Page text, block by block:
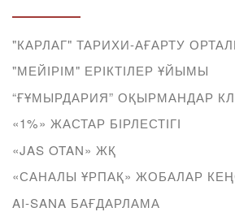
"КАРЛАГ" ТАРИХИ-АҒАРТУ
"МЕЙІРІМ" ЕРІКТІЛЕР ҰЙЫМЫ
“ҒҰМЫРДАРИЯ” ОҚЫРМАНДАР
«1%» ЖАСТАР БІРЛЕСТІГІ
«JAS OTAN» ЖҚ
«САНАЛЫ ҰРПАҚ» ЖОБАЛАР
AI-SANA БАҒДАРЛАМА